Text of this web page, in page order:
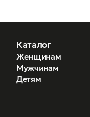
Каталог
Женщинам
Мужчинам
Детям